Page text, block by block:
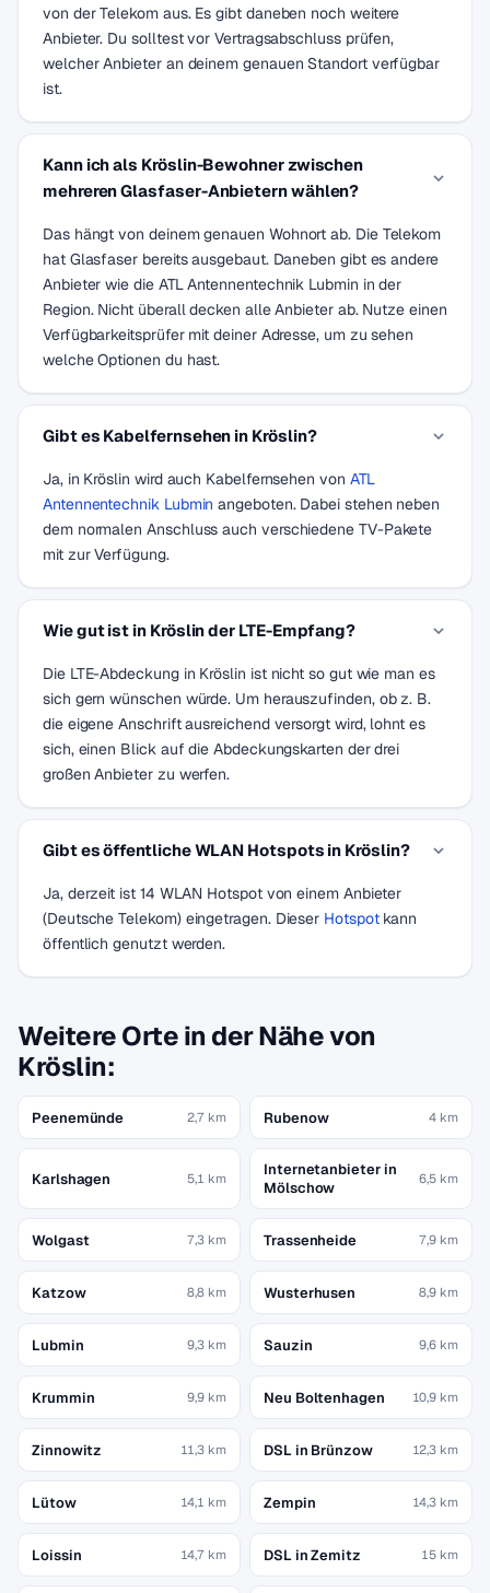
von der Telekom aus. Es gibt daneben noch weitere
Anbieter. Du solltest vor Vertragsabschluss prüfen,
welcher Anbieter an deinem genauen Standort verfügbar
ist.
Kann ich als Kröslin-Bewohner zwischen
mehreren Glasfaser-Anbietern wählen?
Das hängt von deinem genauen Wohnort ab. Die Telekom
hat Glasfaser bereits ausgebaut. Daneben gibt es andere
Anbieter wie die ATL Antennentechnik Lubmin in der
Region. Nicht überall decken alle Anbieter ab. Nutze einen
Verfügbarkeitsprüfer mit deiner Adresse, um zu sehen
welche Optionen du hast.
Gibt es Kabelfernsehen in Kröslin?
Ja, in Kröslin wird auch Kabelfernsehen von ATL
Antennentechnik Lubmin angeboten. Dabei stehen neben
dem normalen Anschluss auch verschiedene TV-Pakete
mit zur Verfügung.
Wie gut ist in Kröslin der LTE-Empfang?
Die LTE-Abdeckung in Kröslin ist nicht so gut wie man es
sich gern wünschen würde. Um herauszufinden, ob z. B.
die eigene Anschrift ausreichend versorgt wird, lohnt es
sich, einen Blick auf die Abdeckungskarten der drei
großen Anbieter zu werfen.
Gibt es öffentliche WLAN Hotspots in Kröslin?
Ja, derzeit ist 14 WLAN Hotspot von einem Anbieter
(Deutsche Telekom) eingetragen. Dieser Hotspotkann
öffentlich genutzt werden.
Weitere Orte in der Nähe von
Kröslin:
Peenemünde 2,7 km Rubenow 4 km
Karlshagen 5,1 km
Internetanbieter in
Mölschow
6,5 km
Wolgast 7,3 km Trassenheide 7,9 km
Katzow 8,8 km Wusterhusen 8,9 km
Lubmin 9,3 km Sauzin 9,6 km
Krummin 9,9 km Neu Boltenhagen 10,9 km
Zinnowitz 11,3 km DSL in Brünzow 12,3 km
Lütow 14,1 km Zempin 14,3 km
Loissin 14,7 km DSL in Zemitz 15 km